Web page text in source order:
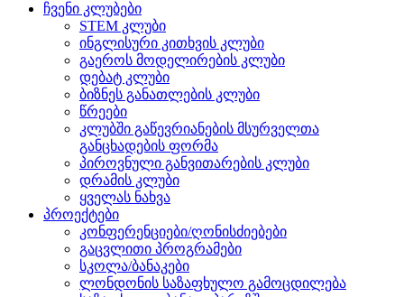
ჩვენი კლუბები
STEM კლუბი
ინგლისური კითხვის კლუბი
გაეროს მოდელირების კლუბი
დებატ კლუბი
ბიზნეს განათლების კლუბი
წრეები
კლუბში გაწევრიანების მსურველთა
განცხადების ფორმა
პიროვნული განვითარების კლუბი
დრამის კლუბი
ყველას ნახვა
პროექტები
კონფერენციები/ღონისძიებები
გაცვლითი პროგრამები
სკოლა/ბანაკები
ლონდონის საზაფხულო გამოცდილება